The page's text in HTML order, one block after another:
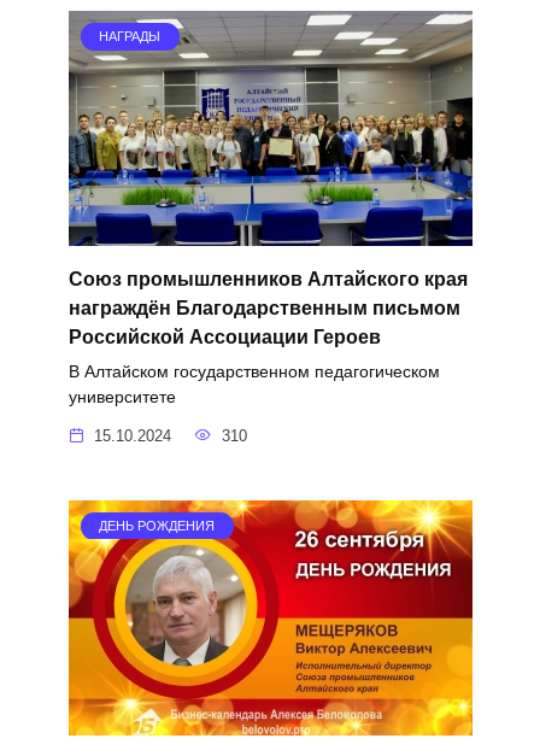
НАГРАДЫ
Союз промышленников Алтайского края
награждён Благодарственным письмом
Российской Ассоциации Героев
В Алтайском государственном педагогическом
университете
15.10.2024 310
ДЕНЬ РОЖДЕНИЯ